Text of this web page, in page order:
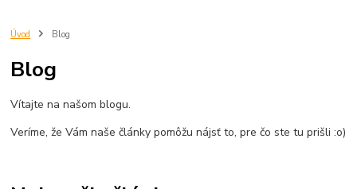
Úvod Blog
Blog
Vítajte na našom blogu.
Veríme, že Vám naše články pomôžu nájsť to, pre čo ste tu prišli :o)